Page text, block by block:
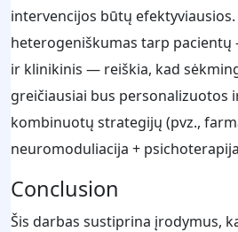
intervencijos būtų efektyviausios.
heterogeniškumas tarp
ir klinikinis — reiškia, kad
greičiausiai bus personalizuotos
kombinuotų strategijų (pvz.,
neuromoduliacija +
Conclusion
Šis darbas sustiprina įrodymus,